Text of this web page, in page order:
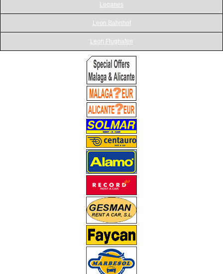
Leganes
Leon Bahnhof
Leon Flughafen